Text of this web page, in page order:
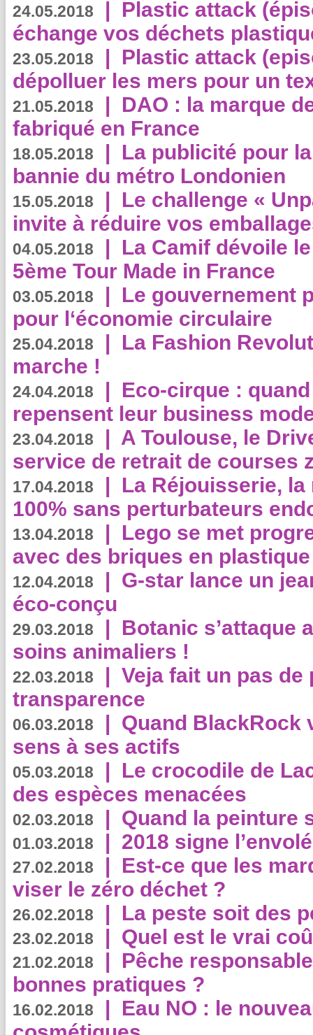
24.05.2018 | Plastic attack
échange vos déchets
23.05.2018 | Plastic attack
dépolluer les mers pour un
21.05.2018 | DAO : la marque
fabriqué en France
18.05.2018 | La publicité pour
bannie du métro Londonien
15.05.2018 | Le challenge «
invite à réduire vos
04.05.2018 | La Camif dévoile
5ème Tour Made in France
03.05.2018 | Le gouvernement
pour l‘économie circulaire
25.04.2018 | La Fashion
marche !
24.04.2018 | Eco-cirque :
repensent leur business
23.04.2018 | A Toulouse, le
service de retrait de courses
17.04.2018 | La Réjouisserie,
100% sans perturbateurs
13.04.2018 | Lego se met
avec des briques en
12.04.2018 | G-star lance un
éco-conçu
29.03.2018 | Botanic s’attaque
soins animaliers !
22.03.2018 | Veja fait un pas de
transparence
06.03.2018 | Quand BlackRock
sens à ses actifs
05.03.2018 | Le crocodile de
des espèces menacées
02.03.2018 | Quand la peinture
01.03.2018 | 2018 signe
27.02.2018 | Est-ce que les
viser le zéro déchet ?
26.02.2018 | La peste soit des
23.02.2018 | Quel est le vrai
21.02.2018 | Pêche
bonnes pratiques ?
16.02.2018 | Eau NO : le